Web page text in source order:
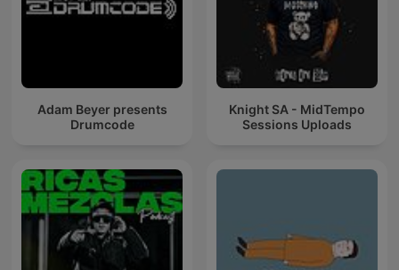
Adam Beyer presents
Drumcode
Knight SA - MidTempo
Sessions Uploads